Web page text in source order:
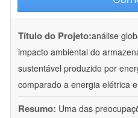
Título do Projeto:análise
impacto ambiental do
sustentável produzido por
comparado a energia elétrica
Resumo: Uma das